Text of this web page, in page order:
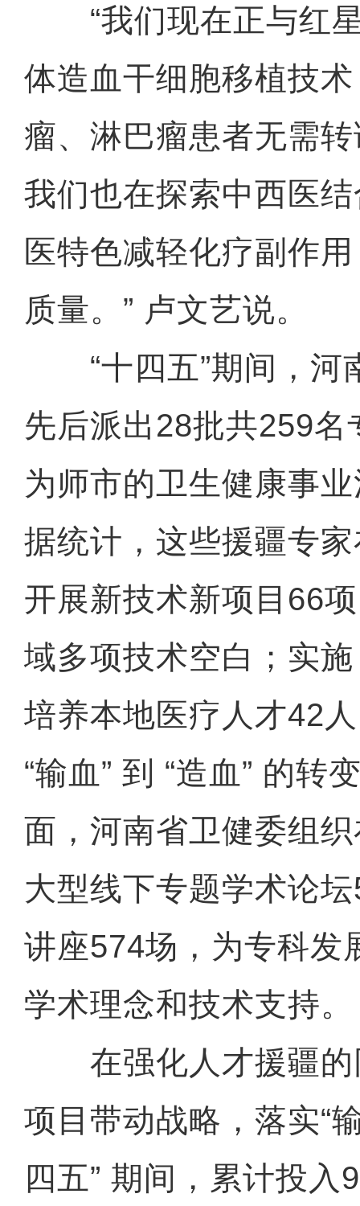
“我们现在正与红星
体造血干细胞移植技
瘤、淋巴瘤患者无需
我们也在探索中西医
医特色减轻化疗副作
质量。” 卢文艺说。
“十四五”期间，河
先后派出28批共259名
为师市的卫生健康事
据统计，这些援疆专
开展新技术新项目66
域多项技术空白；实施
培养本地医疗人才42
“输血” 到 “造血” 的转
面，河南省卫健委组
大型线下专题学术论
讲座574场，为专科发
学术理念和技术支持。
在强化人才援疆的
项目带动战略，落实“
四五” 期间，累计投入